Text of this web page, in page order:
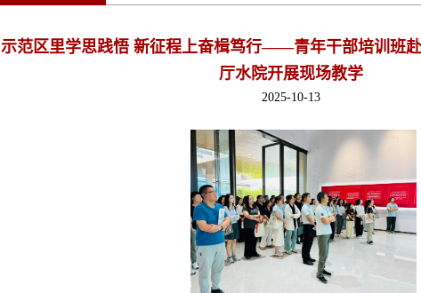
示范区里学思践悟 新征程上奋楫笃行——青年干部培训班
厅水院开展现场教学
2025-10-13